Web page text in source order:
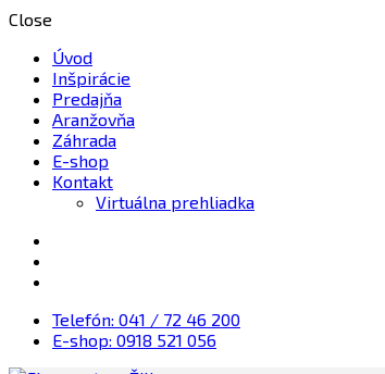
Close
Úvod
Inšpirácie
Predajňa
Aranžovňa
Záhrada
E-shop
Kontakt
Virtuálna prehliadka
Telefón: 041 / 72 46 200
E-shop: 0918 521 056